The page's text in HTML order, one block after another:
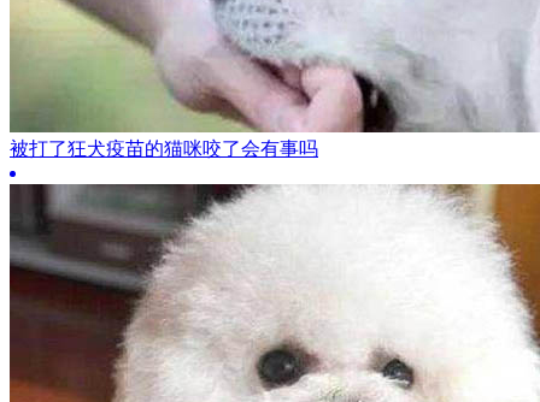
被打了狂犬疫苗的猫咪咬了会有事吗